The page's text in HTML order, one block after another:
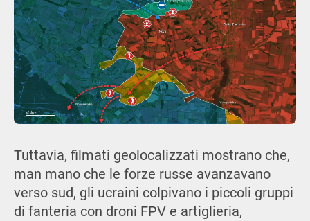
Tuttavia, filmati geolocalizzati mostrano che,
man mano che le forze russe avanzavano
verso sud, gli ucraini colpivano i piccoli gruppi
di fanteria con droni FPV e artiglieria,